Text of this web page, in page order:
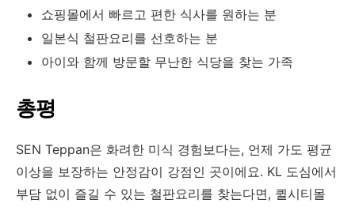
쇼핑몰에서 빠르고 편한 식사를 원하는 분
일본식 철판요리를 선호하는 분
아이와 함께 방문할 무난한 식당을 찾는 가족
총평
SEN Teppan은 화려한 미식 경험보다는, 언제 가도 평균
이상을 보장하는 안정감이 강점인 곳이에요. KL 도심에서
부담 없이 즐길 수 있는 철판요리를 찾는다면, 퀼시티몰